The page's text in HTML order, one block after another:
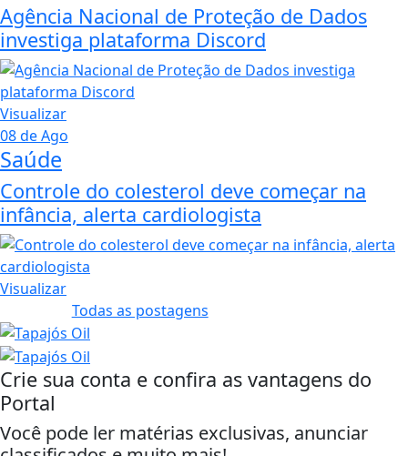
Agência Nacional de Proteção de Dados
investiga plataforma Discord
Visualizar
08 de Ago
Saúde
Controle do colesterol deve começar na
infância, alerta cardiologista
Visualizar
Todas as postagens
Crie sua conta e confira as vantagens do
Portal
Você pode ler matérias exclusivas, anunciar